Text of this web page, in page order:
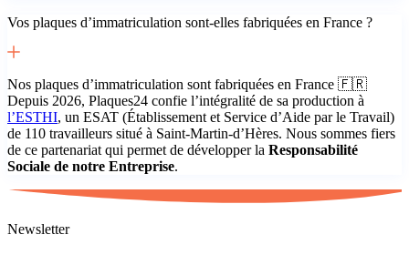
Vos plaques d’immatriculation sont-elles fabriquées en France ?
Nos plaques d’immatriculation sont fabriquées en France 🇫🇷
Depuis 2026, Plaques24 confie l’intégralité de sa production à
l’ESTHI, un ESAT (Établissement et Service d’Aide par le Travail)
de 110 travailleurs situé à Saint-Martin-d’Hères. Nous sommes fiers
de ce partenariat qui permet de développer la Responsabilité
Sociale de notre Entreprise.
Newsletter